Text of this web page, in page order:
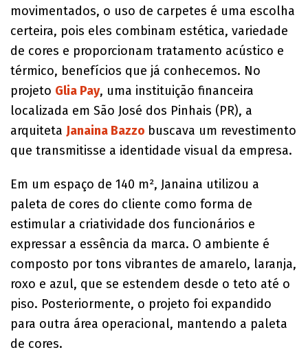
movimentados, o uso de carpetes é uma escolha
certeira, pois eles combinam estética, variedade
de cores e proporcionam tratamento acústico e
térmico, benefícios que já conhecemos. No
projeto Glia Pay, uma instituição financeira
localizada em São José dos Pinhais (PR), a
arquiteta Janaina Bazzo buscava um revestimento
que transmitisse a identidade visual da empresa.
Em um espaço de 140 m², Janaina utilizou a
paleta de cores do cliente como forma de
estimular a criatividade dos funcionários e
expressar a essência da marca. O ambiente é
composto por tons vibrantes de amarelo, laranja,
roxo e azul, que se estendem desde o teto até o
piso. Posteriormente, o projeto foi expandido
para outra área operacional, mantendo a paleta
de cores.